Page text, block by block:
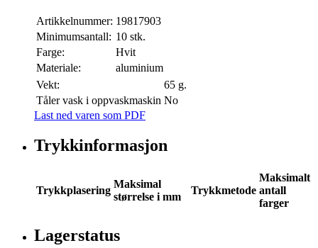
Artikkelnummer: 19817903
Minimumsantall: 10 stk.
Farge:
Hvit
Materiale:
aluminium
Vekt:
65 g.
Tåler vask i oppvaskmaskin No
Last ned varen som PDF
Trykkinformasjon
Trykkplasering
Maksimal
størrelse i mm
Trykkmetode
Maksimalt
antall
farger
Lagerstatus